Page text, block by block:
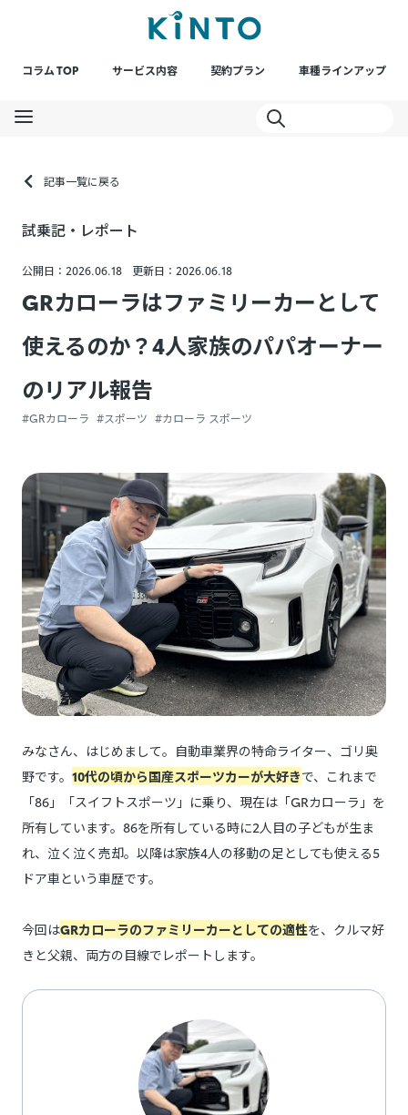
コラム TOP サービス内容 契約プラン 車種ラインアップ
記事一覧に戻る
試乗記・レポート
公開日：2026.06.18 更新日：2026.06.18
GRカローラはファミリーカーとして
使えるのか？4人家族のパパオーナー
のリアル報告
#GRカローラ #スポーツ #カローラ スポーツ
みなさん、はじめまして。自動車業界の特命ライター、ゴリ奥
野です。 10代の頃から国産スポーツカーが大好きで、これまで
「86」「スイフトスポーツ」に乗り、現在は「GRカローラ」を
所有しています。86を所有している時に2人目の子どもが生ま
れ、泣く泣く売却。以降は家族4人の移動の足としても使える5
ドア車という車歴です。
今回はGRカローラのファミリーカーとしての適性を、クルマ好
きと父親、両方の目線でレポートします。